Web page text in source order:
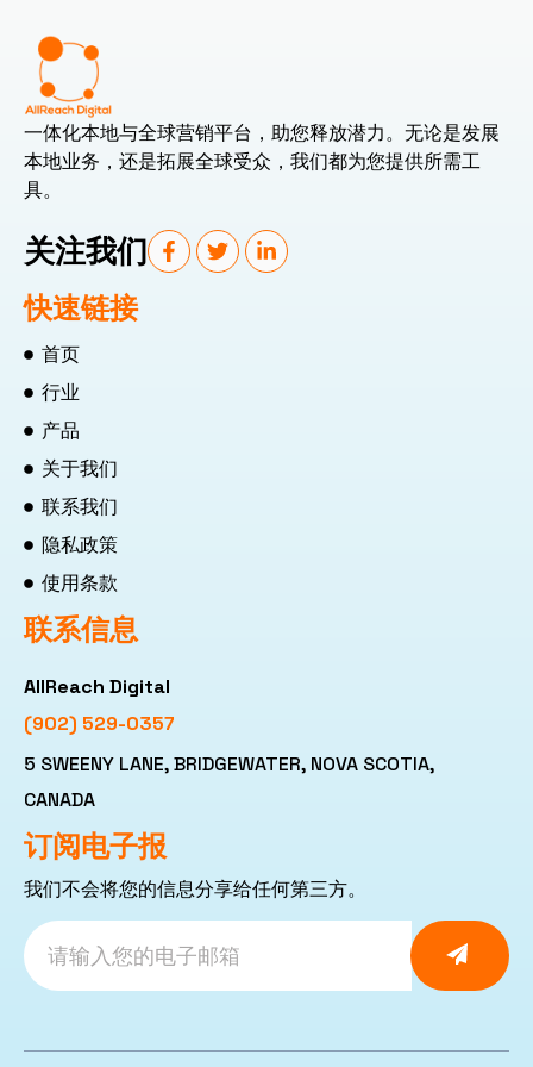
一体化本地与全球营销平台，助您释放潜力。无论是发展
本地业务，还是拓展全球受众，我们都为您提供所需工
具。
关注我们
快速链接
首页
行业
产品
关于我们
联系我们
隐私政策
使用条款
联系信息
AllReach Digital
(902) 529-0357
5 SWEENY LANE, BRIDGEWATER, NOVA SCOTIA,
CANADA
订阅电子报
我们不会将您的信息分享给任何第三方。